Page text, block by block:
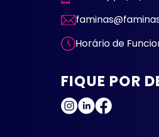
Horário de
FIQUE POR